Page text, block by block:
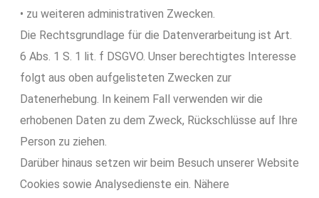
• zu weiteren administrativen Zwecken.
Die Rechtsgrundlage für die Datenverarbeitung ist Art.
6 Abs. 1 S. 1 lit. f DSGVO. Unser berechtigtes Interesse
folgt aus oben aufgelisteten Zwecken zur
Datenerhebung. In keinem Fall verwenden wir die
erhobenen Daten zu dem Zweck, Rückschlüsse auf Ihre
Person zu ziehen.
Darüber hinaus setzen wir beim Besuch unserer Website
Cookies sowie Analysedienste ein. Nähere